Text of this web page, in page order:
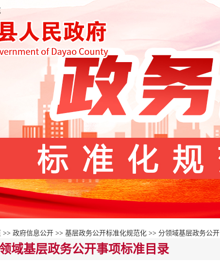
>> 政府信息公开 >> 基层政务公开标准化规范化 >> 分领域基层政务公开
域基层政务公开事项标准目录